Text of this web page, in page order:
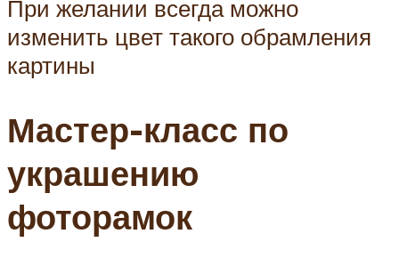
При желании всегда можно
изменить цвет такого обрамления
картины
Мастер-класс по
украшению
фоторамок